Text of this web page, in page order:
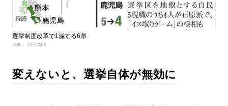
選挙制度改革で1減する6県
出典： 朝日新聞
変えないと、選挙自体が無効に